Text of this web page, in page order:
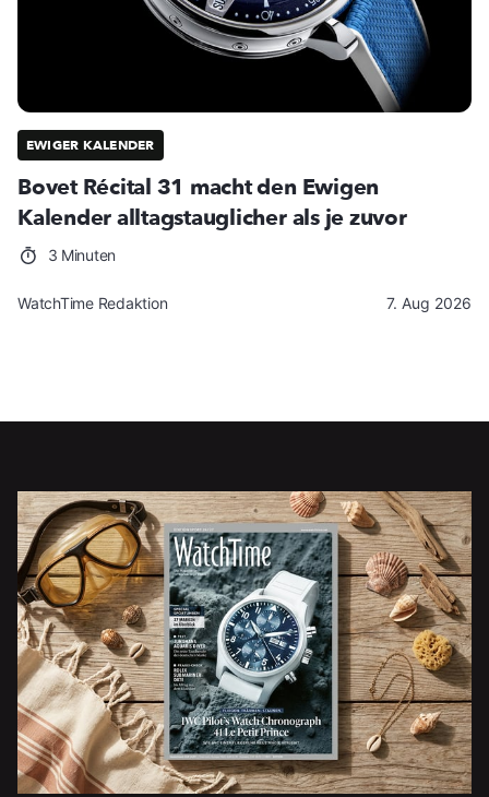
EWIGER KALENDER
Bovet Récital 31 macht den Ewigen
Kalender alltagstauglicher als je zuvor
3 Minuten
WatchTime Redaktion 7. Aug 2026